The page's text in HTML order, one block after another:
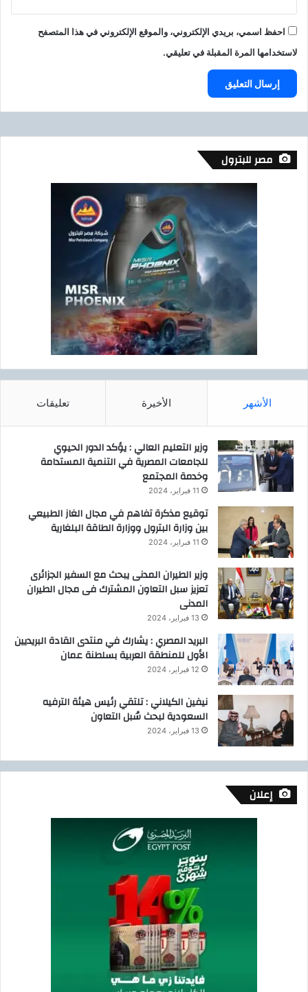
احفظ اسمي، بريدي الإلكتروني، والموقع الإلكتروني في هذا المتصفح
لاستخدامها المرة المقبلة في تعليقي.
مصر للبترول
الأشهر الأخيرة تعليقات
وزير التعليم العالي : يؤكد الدور الحيوي
للجامعات المصرية في التنمية المستدامة
وخدمة المجتمع
11 فبراير، 2024
توقيع مذكرة تفاهم في مجال الغاز الطبيعي
بين وزارة البترول ووزارة الطاقة البلغارية
11 فبراير، 2024
وزير الطيران المدنى يبحث مع السفير الجزائرى
تعزيز سبل التعاون المشترك فى مجال الطيران
المدنى
13 فبراير، 2024
البريد المصري : يشارك في منتدى القادة البريديين
الأول للمنطقة العربية بسلطنة عمان
12 فبراير، 2024
نيفين الكيلاني : تلتقي رئيس هيئة الترفيه
السعودية لبحث سُبل التعاون
13 فبراير، 2024
إعلان